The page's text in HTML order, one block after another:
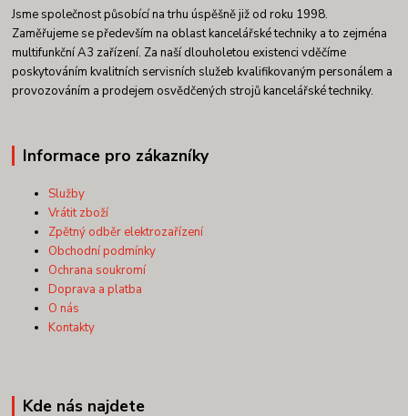
Jsme společnost působící na trhu úspěšně již od roku 1998.
Zaměřujeme se především na oblast kancelářské techniky a to zejména
multifunkční A3 zařízení. Za naší dlouholetou existenci vděčíme
poskytováním kvalitních servisních služeb kvalifikovaným personálem a
provozováním a prodejem osvědčených strojů kancelářské techniky.
Informace pro zákazníky
Služby
Vrátit zboží
Zpětný odběr elektrozařízení
Obchodní podmínky
Ochrana soukromí
Doprava a platba
O nás
Kontakty
Kde nás najdete